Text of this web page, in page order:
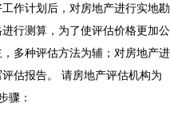
作计划后，对房地产进行实地勘
行测算，为了使评估价格更加公
多种评估方法为辅；对房地产进
估报告。 请房地产评估机构为
骤：